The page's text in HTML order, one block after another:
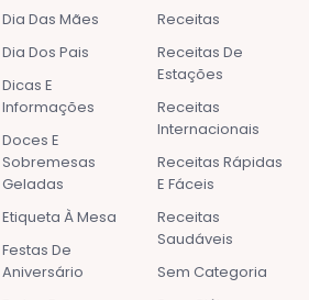
Dia Das Mães
Dia Dos Pais
Dicas E
Informações
Doces E
Sobremesas
Geladas
Etiqueta À Mesa
Festas De
Aniversário
Receitas
Receitas De
Estações
Receitas
Internacionais
Receitas Rápidas
E Fáceis
Receitas
Saudáveis
Sem Categoria